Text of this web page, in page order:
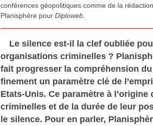
conférences géopolitiques comme de la
Planisphère pour Diploweb.
Le silence est-il la clef oubliée
organisations criminelles ?
fait progresser la compréhension
finement un paramètre clé de
Etats-Unis. Ce paramètre à
criminelles et de la durée de leur
le silence. Pour en parler,